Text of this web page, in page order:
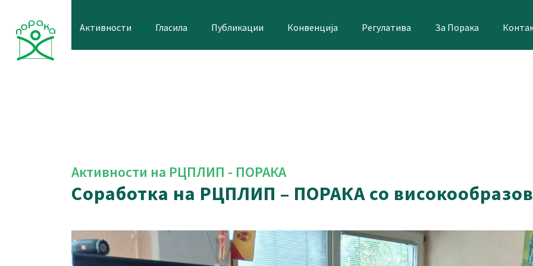
content
Активности Гласила Публикации Конвенција Регулатива За Порака
Активности на РЦПЛИП - ПОРАКА
Соработка на РЦПЛИП – ПОРАКА со